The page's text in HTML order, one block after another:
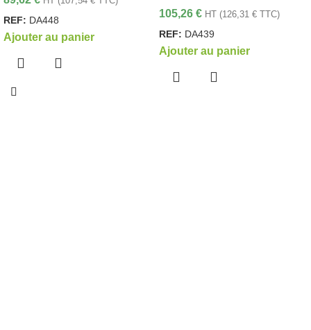
REF: DA448
Ajouter au panier
105,26 € HT (126,31 € TTC)
REF: DA439
Ajouter au panier